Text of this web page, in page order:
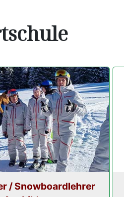
/ Snowboardlehrer